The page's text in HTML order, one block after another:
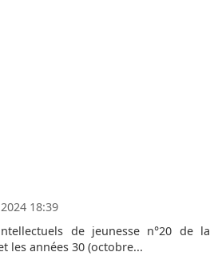
18:39
de jeunesse n°20 de la
les années 30 (octobre...